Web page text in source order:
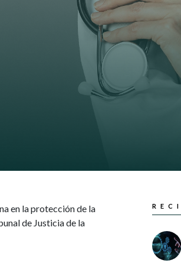
en la protección de la
de Justicia de la